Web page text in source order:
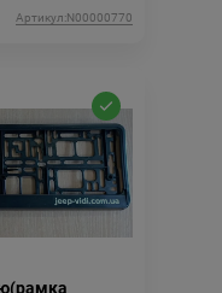
Артикул:N00000770